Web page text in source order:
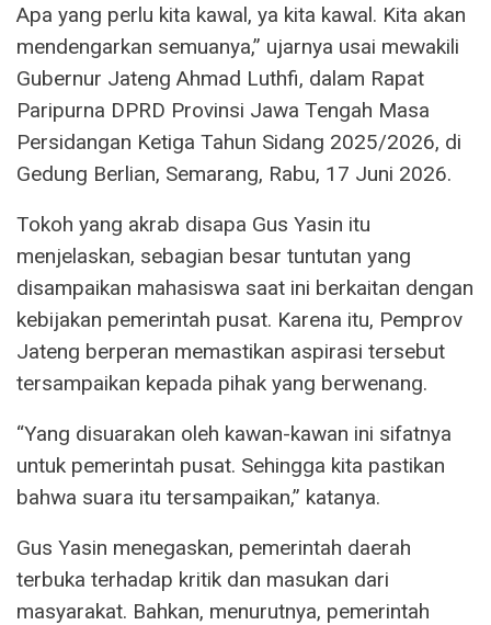
Apa yang perlu kita kawal, ya kita kawal. Kita akan
mendengarkan semuanya,” ujarnya usai mewakili
Gubernur Jateng Ahmad Luthfi, dalam Rapat
Paripurna DPRD Provinsi Jawa Tengah Masa
Persidangan Ketiga Tahun Sidang 2025/2026, di
Gedung Berlian, Semarang, Rabu, 17 Juni 2026.
Tokoh yang akrab disapa Gus Yasin itu
menjelaskan, sebagian besar tuntutan yang
disampaikan mahasiswa saat ini berkaitan dengan
kebijakan pemerintah pusat. Karena itu, Pemprov
Jateng berperan memastikan aspirasi tersebut
tersampaikan kepada pihak yang berwenang.
“Yang disuarakan oleh kawan-kawan ini sifatnya
untuk pemerintah pusat. Sehingga kita pastikan
bahwa suara itu tersampaikan,” katanya.
Gus Yasin menegaskan, pemerintah daerah
terbuka terhadap kritik dan masukan dari
masyarakat. Bahkan, menurutnya, pemerintah